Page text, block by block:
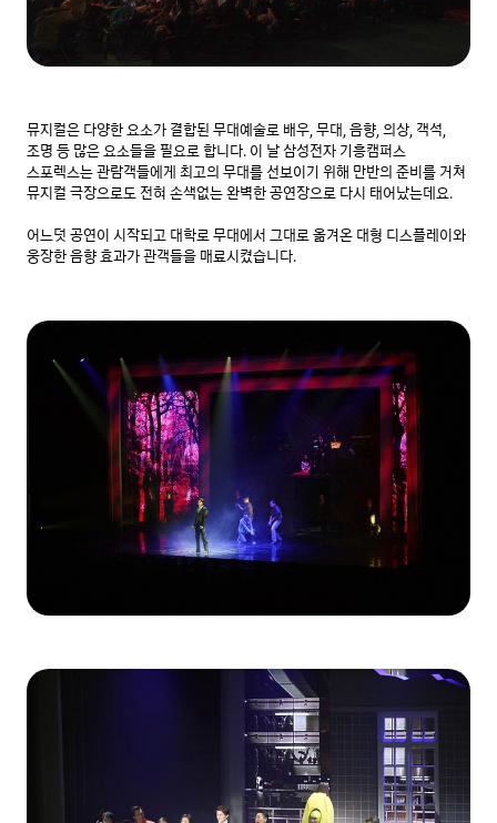
뮤지컬은 다양한 요소가 결합된 무대예술로 배우, 무대, 음향, 의상, 객석,
조명 등 많은 요소들을 필요로 합니다. 이 날 삼성전자 기흥캠퍼스
스포렉스는 관람객들에게 최고의 무대를 선보이기 위해 만반의 준비를 거쳐
뮤지컬 극장으로도 전혀 손색없는 완벽한 공연장으로 다시 태어났는데요.
어느덧 공연이 시작되고 대학로 무대에서 그대로 옮겨온 대형 디스플레이와
웅장한 음향 효과가 관객들을 매료시켰습니다.